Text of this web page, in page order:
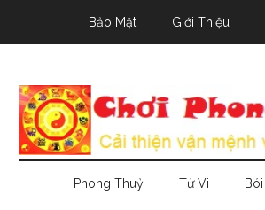
Bảo Mật Giới Thiệu
Phong Thuỷ Tử Vi